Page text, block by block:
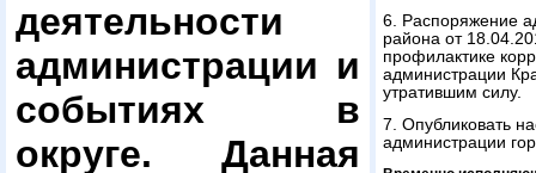
деятельности
администрации и
событиях в
округе. Данная
6. Распоряжение
района от
профилактике
администрации
утратившим силу.
7. Опубликовать
администрации